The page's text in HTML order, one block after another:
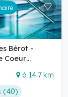
Bérot -
Coeur